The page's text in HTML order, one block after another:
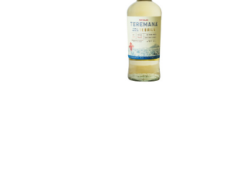
In den Korb